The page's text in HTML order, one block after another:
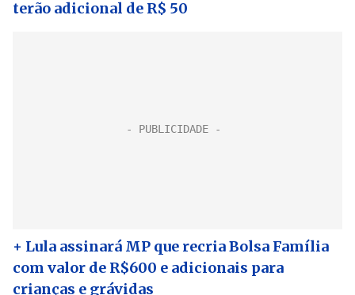
terão adicional de R$ 50
+ Lula assinará MP que recria Bolsa Família
com valor de R$600 e adicionais para
crianças e grávidas